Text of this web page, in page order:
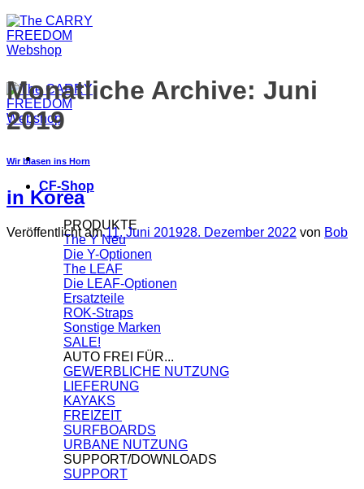
CF-Shop
PRODUKTE
The Y
Die Y-Optionen
The LEAF
Die LEAF-Optionen
Ersatzteile
ROK-Straps
Sonstige Marken
SALE!
AUTO FREI FÜR...
GEWERBLICHE NUTZUNG
LIEFERUNG
KAYAKS
FREIZEIT
SURFBOARDS
URBANE NUTZUNG
SUPPORT/DOWNLOADS
SUPPORT
Monatliche Archive: Juni
2019
Wir blasen ins Horn
in Korea
Veröffentlicht am11. Juni 201928. Dezember 2022 von Bob